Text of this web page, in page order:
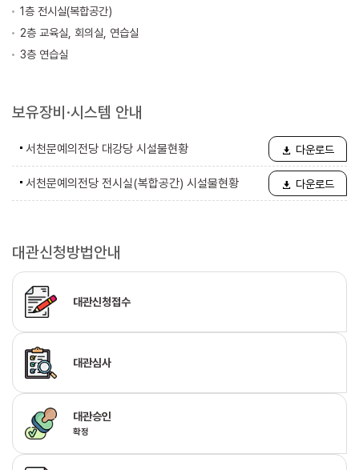
1층 전시실(복합공간)
2층 교육실, 회의실, 연습실
3층 연습실
보유장비·시스템 안내
서천문예의전당 대강당 시설물현황 다운로드
서천문예의전당 전시실(복합공간) 시설물현황 다운로드
대관신청방법안내
대관신청접수
대관심사
대관승인
확정